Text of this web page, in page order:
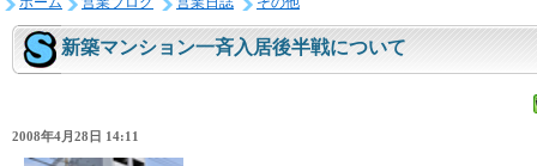
新築マンション一斉入居後半戦について
2008年4月28日 14:11